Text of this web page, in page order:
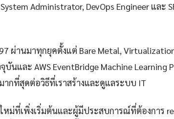
Administrator, DevOps Engineer และ
ผ่านมาทุกยุคตั้งแต่ Bare Metal,
นและ AWS EventBridge Machine Learning
กที่สุดต่อวิธีที่เราสร้างและดูแลระบบ IT
ม่ที่เพิ่งเริ่มต้นและผู้มีประสบการณ์ที่ต้องการ